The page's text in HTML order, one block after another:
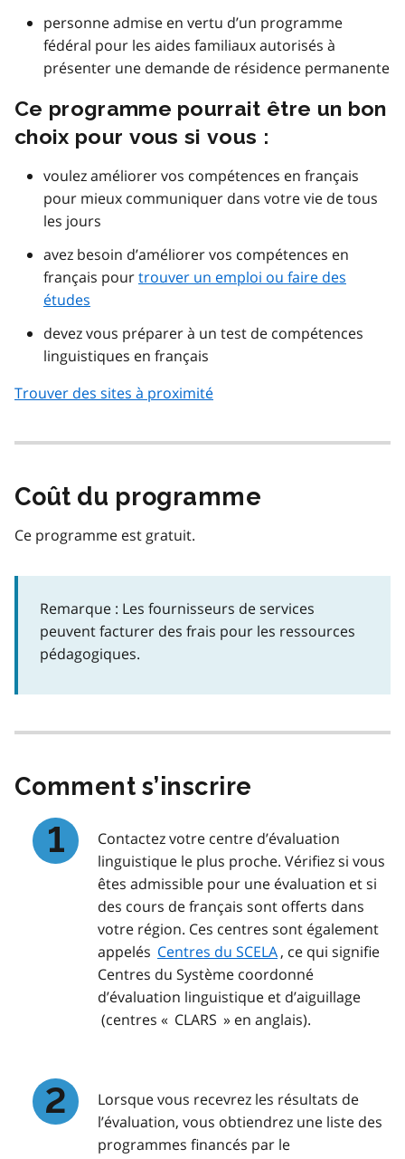
personne admise en vertu d’un programme
fédéral pour les aides familiaux autorisés à
présenter une demande de résidence permanente
Ce programme pourrait être un bon
choix pour vous si vous :
voulez améliorer vos compétences en français
pour mieux communiquer dans votre vie de tous
les jours
avez besoin d’améliorer vos compétences en
français pourtrouver un emploi ou faire des
études
devez vous préparer à un test de compétences
linguistiques en français
Trouver des sites à proximité
Coût du programme
Ce programme est gratuit.
Remarque : Les fournisseurs de services
peuvent facturer des frais pour les ressources
pédagogiques.
Comment s’inscrire
Contactez votre centre d’évaluation
linguistique le plus proche. Vérifiez si vous
êtes admissible pour une évaluation et si
des cours de français sont offerts dans
votre région. Ces centres sont également
appelés Centres du SCELA, ce qui signifie
Centres du Système coordonné
d’évaluation linguistique et d’aiguillage
(centres « CLARS » en anglais).
Lorsque vous recevrez les résultats de
l’évaluation, vous obtiendrez une liste des
programmes financés par le